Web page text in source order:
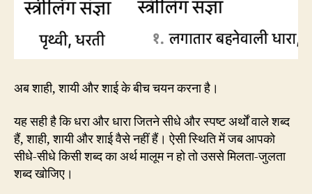
अब शाही, शायी और शाई के बीच चयन करना है।
यह सही है कि धरा और धारा जितने सीधे और स्पष्ट अर्थों वाले शब्द
हैं, शाही, शायी और शाई वैसे नहीं हैं। ऐसी स्थिति में जब आपको
सीधे-सीधे किसी शब्द का अर्थ मालूम न हो तो उससे मिलता-जुलता
शब्द खोजिए।